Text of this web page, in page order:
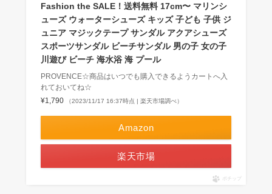
Fashion the SALE！送料無料 17cm〜 マリンシ
ューズ ウォーターシューズ キッズ 子ども 子供 ジ
ュニア マジックテープ サンダル アクアシューズ
スポーツサンダル ビーチサンダル 男の子 女の子
川遊び ビーチ 海水浴 海 プール
PROVENCE☆商品はいつでも購入できるようカートへ入
れておいてね☆
¥1,790
（2023/11/17 16:37時点 | 楽天市場調べ）
Amazon
楽天市場
ポチップ